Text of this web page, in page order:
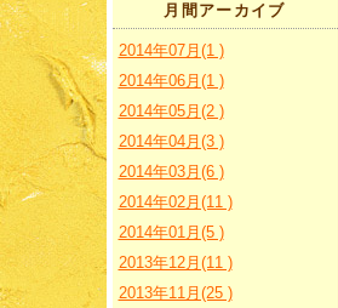
月間アーカイブ
2014年07月(1 )
2014年06月(1 )
2014年05月(2 )
2014年04月(3 )
2014年03月(6 )
2014年02月(11 )
2014年01月(5 )
2013年12月(11 )
2013年11月(25 )